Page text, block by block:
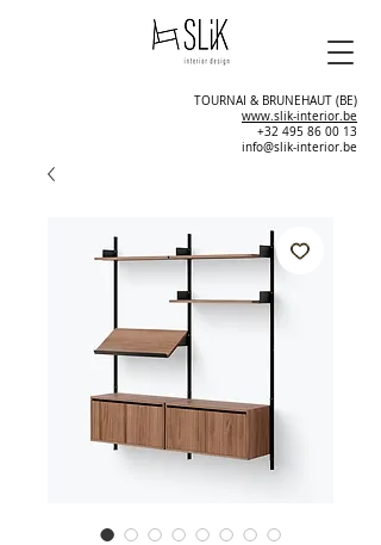
TOURNAI & BRUNEHAUT (BE)
www.slik-interior.be
+32 495 86 00 13
info@slik-interior.be